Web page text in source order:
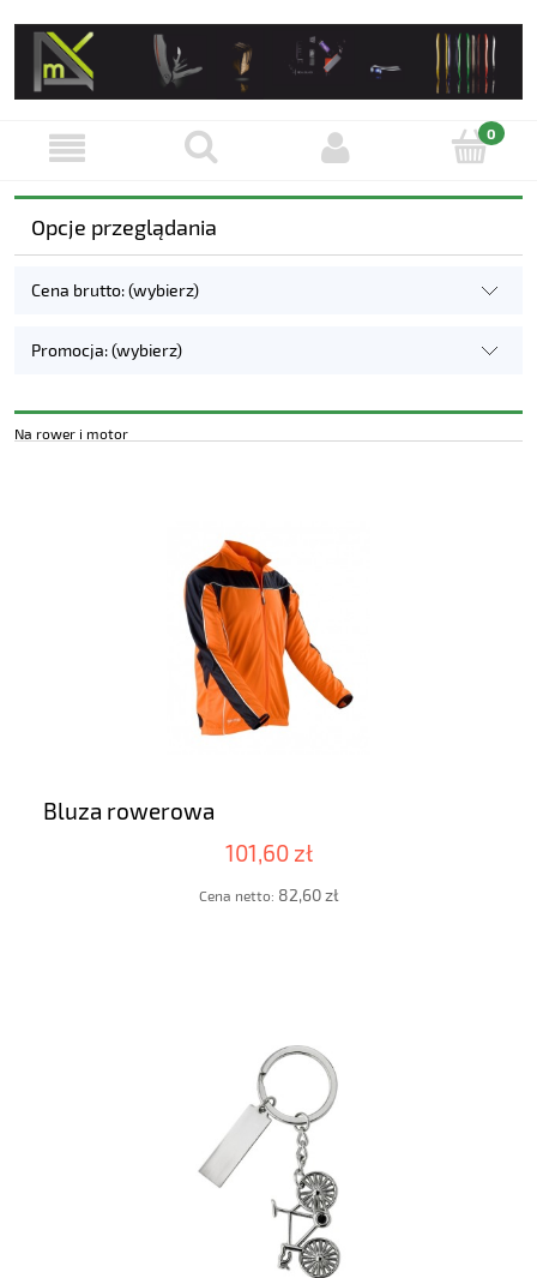
Opcje przeglądania
Cena brutto: (wybierz)
Promocja: (wybierz)
Na rower i motor
Bluza rowerowa
101,60 zł
Cena netto: 82,60 zł